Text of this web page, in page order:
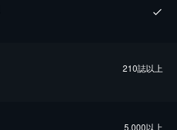
210誌以上
5,000以上